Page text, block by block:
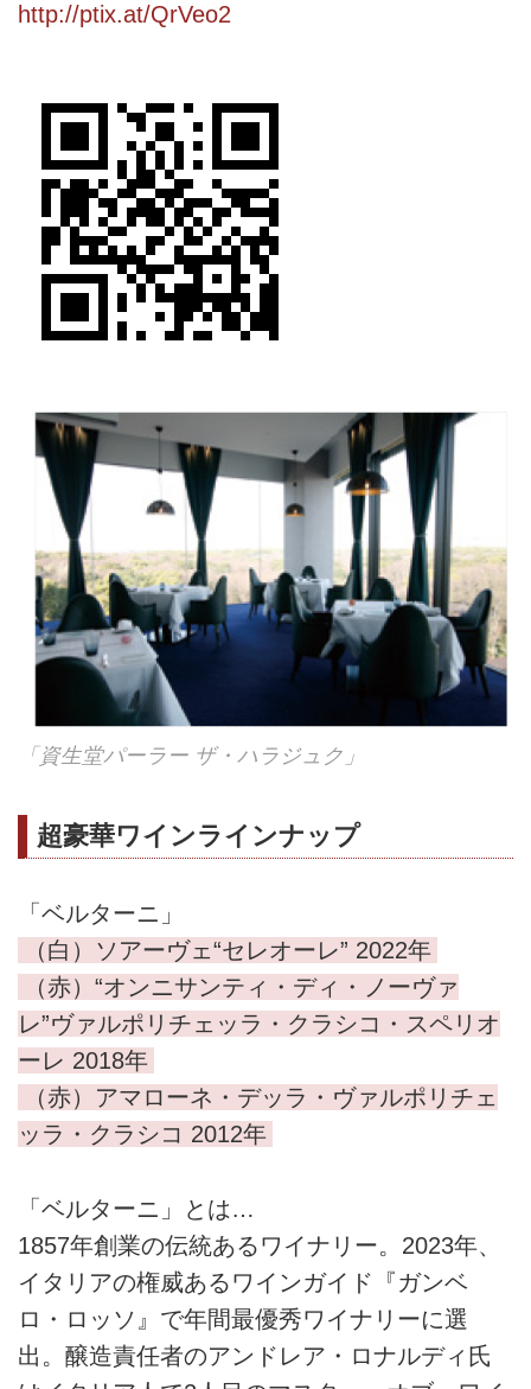
http://ptix.at/QrVeo2
「資生堂パーラー ザ・ハラジュク」
超豪華ワインラインナップ
「ベルターニ」
（白）ソアーヴェ“セレオーレ” 2022年
（赤）“オンニサンティ・ディ・ノーヴァ
レ”ヴァルポリチェッラ・クラシコ・スペリオ
ーレ 2018年
（赤）アマローネ・デッラ・ヴァルポリチェ
ッラ・クラシコ 2012年
「ベルターニ」とは…
1857年創業の伝統あるワイナリー。2023年、
イタリアの権威あるワインガイド『ガンベ
ロ・ロッソ』で年間最優秀ワイナリーに選
出。醸造責任者のアンドレア・ロナルディ氏